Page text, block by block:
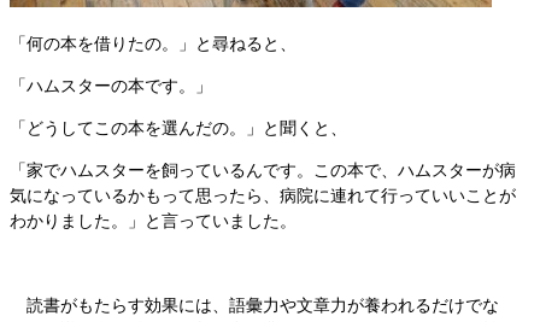
「何の本を借りたの。」と尋ねると、
「ハムスターの本です。」
「どうしてこの本を選んだの。」と聞くと、
「家でハムスターを飼っているんです。この本で、ハムスターが病
気になっているかもって思ったら、病院に連れて行っていいことが
わかりました。」と言っていました。
読書がもたらす効果には、語彙力や文章力が養われるだけでな